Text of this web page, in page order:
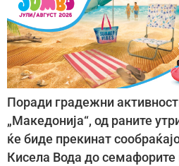
Поради градежни
„Македонија“, од раните
ќе биде прекинат
Кисела Вода до семафорите